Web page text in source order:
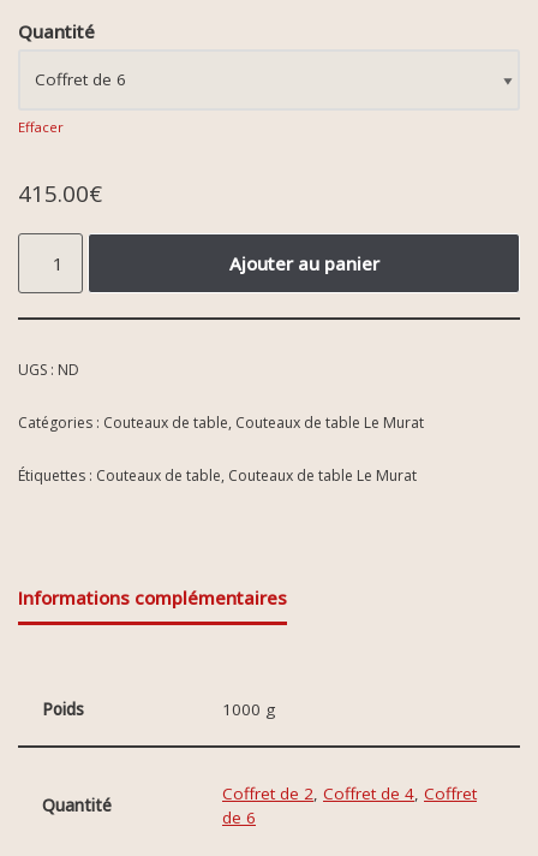
Quantité
Effacer
415.00€
Ajouter au panier
UGS : ND
Catégories : Couteaux de table, Couteaux de table Le Murat
Étiquettes : Couteaux de table, Couteaux de table Le Murat
Informations complémentaires
Poids 1000 g
Quantité
Coffret de 2 Coffret de 4 Coffret
de 6